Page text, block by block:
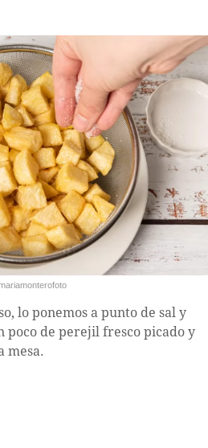
lo ponemos a punto de sal y
poco de perejil fresco picado y
mesa.